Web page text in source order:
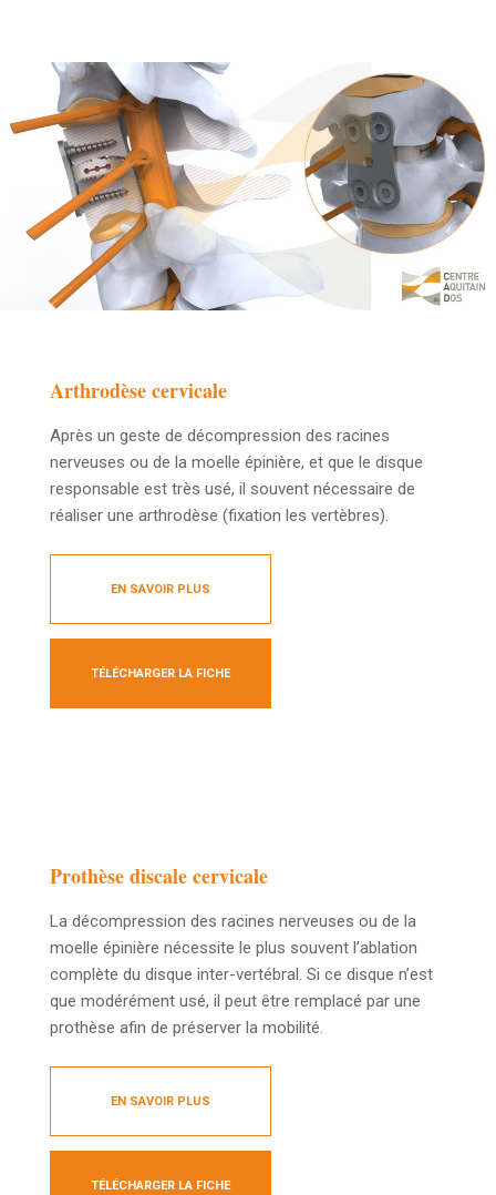
Arthrodèse cervicale
Après un geste de décompression des racines
nerveuses ou de la moelle épinière, et que le disque
responsable est très usé, il souvent nécessaire de
réaliser une arthrodèse (fixation les vertèbres).
EN SAVOIR PLUS
TÉLÉCHARGER LA FICHE
Prothèse discale cervicale
La décompression des racines nerveuses ou de la
moelle épinière nécessite le plus souvent l’ablation
complète du disque inter-vertébral. Si ce disque n’est
que modérément usé, il peut être remplacé par une
prothèse afin de préserver la mobilité.
EN SAVOIR PLUS
TÉLÉCHARGER LA FICHE